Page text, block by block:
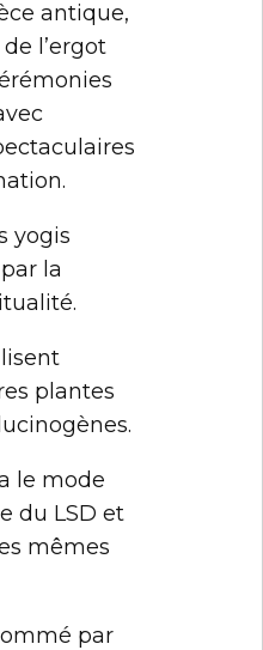
antique,
l’ergot
yogis
la
plantes
le mode
du LSD et
mêmes
par